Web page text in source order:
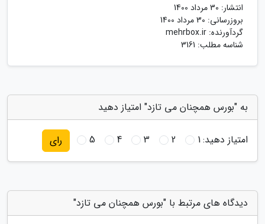
انتشار: 30 مرداد 1400
بروزرسانی: 30 مرداد 1400
گردآورنده: mehrbox.ir
شناسه مطلب: 3161
به "بورس همچنان می تازد" امتیاز دهید
امتیاز دهید:1
2
3
4
5 رای
دیدگاه های مرتبط با "بورس همچنان می تازد"